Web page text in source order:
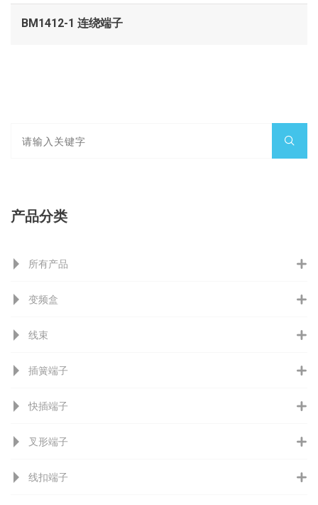
BM1412-1 连绕端子
产品分类
所有产品
变频盒
线束
插簧端子
快插端子
叉形端子
线扣端子